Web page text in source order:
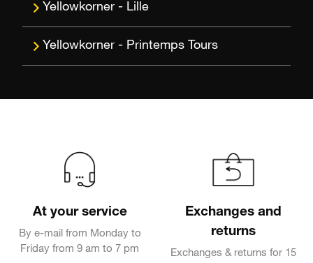
Lille
Printemps Tours
At your service
By e-mail from Monday to
Friday from 9 am to 7 pm
Exchanges and
returns
Exchanges & returns for 15